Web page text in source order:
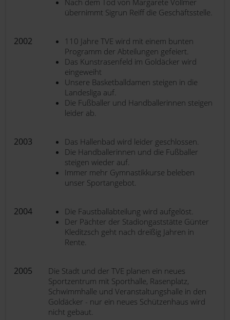
Nach dem Tod von Margarete Vollmer
übernimmt Sigrun Reiff die Geschäftsstelle.
2002
110 Jahre TVE wird mit einem bunten
Programm der Abteilungen gefeiert.
Das Kunstrasenfeld im Goldäcker wird
eingeweiht
Unsere Basketballdamen steigen in die
Landesliga auf.
Die Fußballer und Handballerinnen steigen
leider ab.
2003
Das Hallenbad wird leider geschlossen.
Die Handballerinnen und die Fußballer
steigen wieder auf.
Immer mehr Gymnastikkurse beleben
unser Sportangebot.
2004
Die Faustballabteilung wird aufgelöst.
Der Pächter der Stadiongaststätte Günter
Kleditzsch geht nach dreißig Jahren in
Rente.
2005
Die Stadt und der TVE planen ein neues
Sportzentrum mit Sporthalle, Rasenplatz,
Schwimmhalle und Veranstaltungshalle in den
Goldäcker - nur ein neues Schützenhaus wird
nicht gebaut.